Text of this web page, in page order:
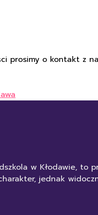
prosimy o kontakt z
w Kłodawie, to
jednak